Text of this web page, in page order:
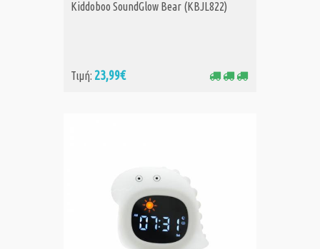
ΑΓΟΡΑ
Kiddoboo SoundGlow Bear (KBJL822)
Τιμή: 23,99€